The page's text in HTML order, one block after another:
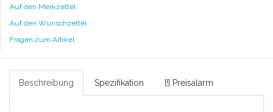
Auf den Merkzettel
Auf den Wunschzettel
Fragen zum Artikel
Beschreibung Spezifikation [!] Preisalarm